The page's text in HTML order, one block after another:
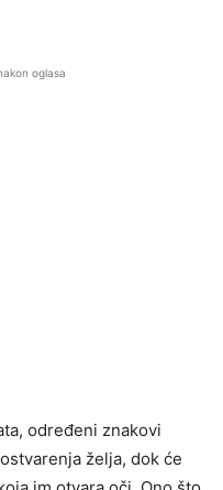
oglasa
određeni znakovi
želja, dok će